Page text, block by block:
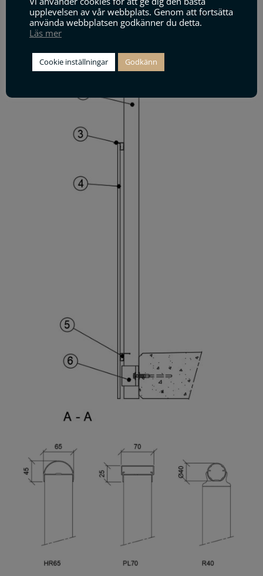
9 Ingjutningsbygel M10 c/c 100mm
upplevelsen av vår webbplats. Genom att fortsätta
använda webbplatsen godkänner du detta.
Läs mer
Cookie inställningar Godkänn